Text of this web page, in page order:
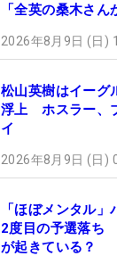
「全英の桑木さん
2026年8月9日 (日)
松山英樹はイーグ
浮上 ホスラー、
イ
2026年8月9日 (日)
「ほぼメンタル
2度目の予選落ち
が起きている？